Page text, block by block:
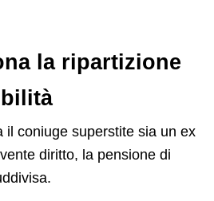
la ripartizione
il coniuge superstite sia un ex
diritto, la pensione di